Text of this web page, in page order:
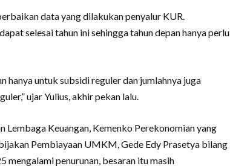
data yang dilakukan penyalur KUR.
selesai tahun ini sehingga tahun depan hanya perlu
hanya untuk subsidi reguler dan jumlahnya juga
ujar Yulius, akhir pekan lalu.
Lembaga Keuangan, Kemenko Perekonomian yang
Pembiayaan UMKM, Gede Edy Prasetya bilang
mengalami penurunan, besaran itu masih